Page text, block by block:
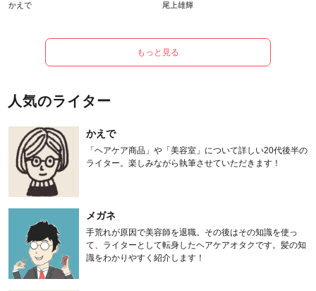
かえで 尾上雄輝
もっと見る
人気のライター
かえで
「ヘアケア商品」や「美容室」について詳しい20代後半の
ライター。楽しみながら執筆させていただきます！
メガネ
手荒れが原因で美容師を退職。その後はその知識を使っ
て、ライターとして転身したヘアケアオタクです。髪の知
識をわかりやすく紹介します！